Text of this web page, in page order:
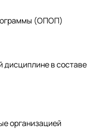
(ОПОП)
в составе
организацией